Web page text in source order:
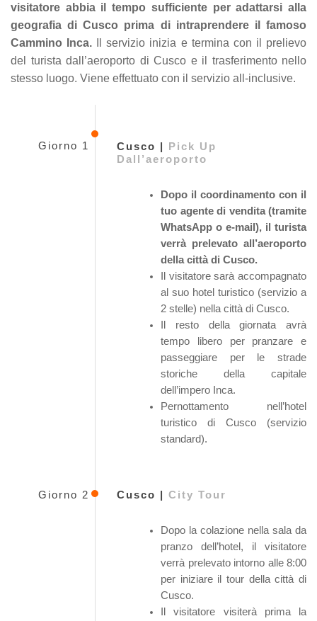
visitatore abbia il tempo sufficiente per adattarsi alla
geografia di Cusco prima di intraprendere il famoso
Cammino Inca. Il servizio inizia e termina con il prelievo
del turista dall’aeroporto di Cusco e il trasferimento nello
stesso luogo. Viene effettuato con il servizio all-inclusive.
Giorno 1 Cusco | Pick Up
Dall’aeroporto
Dopo il coordinamento con il
tuo agente di vendita (tramite
WhatsApp o e-mail), il turista
verrà prelevato all’aeroporto
della città di Cusco.
Il visitatore sarà accompagnato
al suo hotel turistico (servizio a
2 stelle) nella città di Cusco.
Il resto della giornata avrà
tempo libero per pranzare e
passeggiare per le strade
storiche della capitale
dell’impero Inca.
Pernottamento nell’hotel
turistico di Cusco (servizio
standard).
Giorno 2 Cusco | City Tour
Dopo la colazione nella sala da
pranzo dell’hotel, il visitatore
verrà prelevato intorno alle 8:00
per iniziare il tour della città di
Cusco.
Il visitatore visiterà prima la